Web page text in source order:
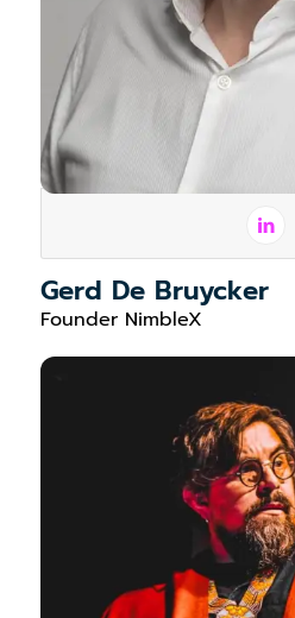
Gerd De Bruycker
Founder NimbleX